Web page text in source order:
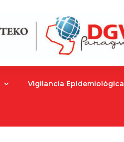
Vigilancia Epidemiológica